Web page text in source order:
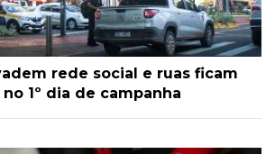
rede social e ruas ficam
1º dia de campanha